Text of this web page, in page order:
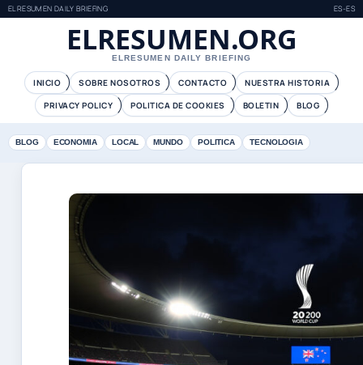
ELRESUMEN DAILY BRIEFING ES-ES
ELRESUMEN.ORG
ELRESUMEN DAILY BRIEFING
INICIO SOBRE NOSOTROS CONTACTO
NUESTRA HISTORIA
PRIVACY POLICY
POLITICA DE COOKIES BOLETIN BLOG
BLOG ECONOMIA LOCAL MUNDO POLITICA TECNOLOGIA